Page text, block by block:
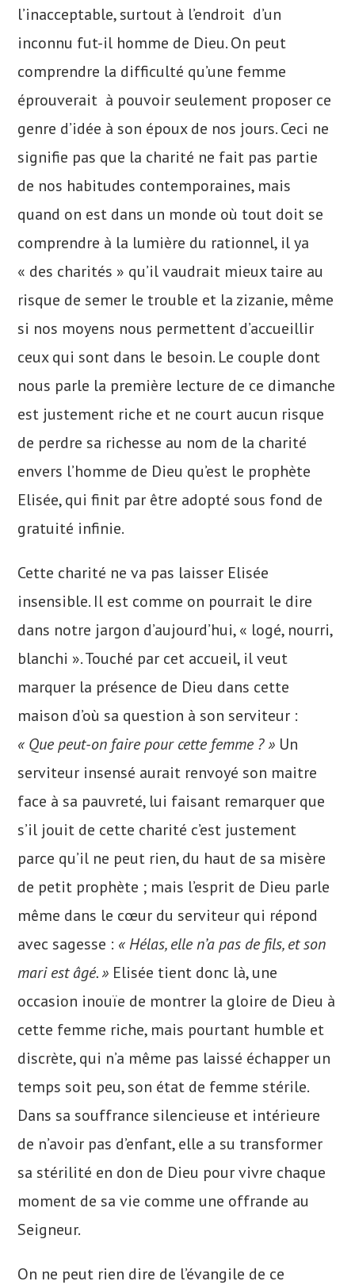
l’inacceptable, surtout à l’endroit d’un
inconnu fut-il homme de Dieu. On peut
comprendre la difficulté qu’une femme
éprouverait à pouvoir seulement proposer ce
genre d’idée à son époux de nos jours. Ceci ne
signifie pas que la charité ne fait pas partie
de nos habitudes contemporaines, mais
quand on est dans un monde où tout doit se
comprendre à la lumière du rationnel, il ya
« des charités » qu’il vaudrait mieux taire au
risque de semer le trouble et la zizanie, même
si nos moyens nous permettent d’accueillir
ceux qui sont dans le besoin. Le couple dont
nous parle la première lecture de ce dimanche
est justement riche et ne court aucun risque
de perdre sa richesse au nom de la charité
envers l’homme de Dieu qu’est le prophète
Elisée, qui finit par être adopté sous fond de
gratuité infinie.
Cette charité ne va pas laisser Elisée
insensible. Il est comme on pourrait le dire
dans notre jargon d’aujourd’hui, « logé, nourri,
blanchi ». Touché par cet accueil, il veut
marquer la présence de Dieu dans cette
maison d’où sa question à son serviteur :
« Que peut-on faire pour cette femme ? » Un
serviteur insensé aurait renvoyé son maitre
face à sa pauvreté, lui faisant remarquer que
s’il jouit de cette charité c’est justement
parce qu’il ne peut rien, du haut de sa misère
de petit prophète ; mais l’esprit de Dieu parle
même dans le cœur du serviteur qui répond
avec sagesse : « Hélas, elle n’a pas de fils, et son
mari est âgé. » Elisée tient donc là, une
occasion inouïe de montrer la gloire de Dieu à
cette femme riche, mais pourtant humble et
discrète, qui n’a même pas laissé échapper un
temps soit peu, son état de femme stérile.
Dans sa souffrance silencieuse et intérieure
de n’avoir pas d’enfant, elle a su transformer
sa stérilité en don de Dieu pour vivre chaque
moment de sa vie comme une offrande au
Seigneur.
On ne peut rien dire de l’évangile de ce